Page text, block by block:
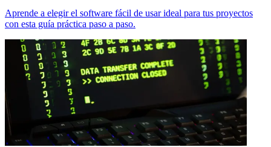
Aprende a elegir el software fácil de usar ideal para tus proyectos
con esta guía práctica paso a paso.